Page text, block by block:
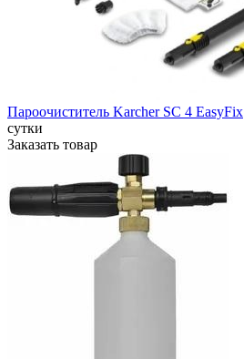
Пароочиститель Karcher SC 4 EasyFix
сутки
Заказать товар